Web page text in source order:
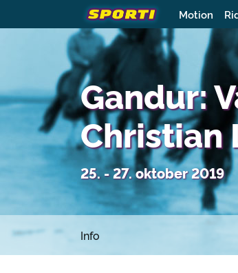
Motion
Gandur:
Christian
25. - 27. oktober 2019
Info